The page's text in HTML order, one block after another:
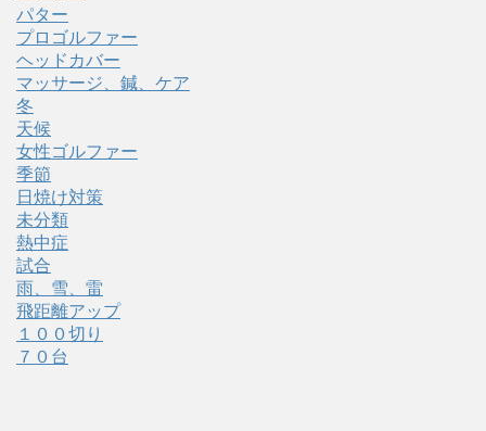
パター
プロゴルファー
ヘッドカバー
マッサージ、鍼、ケア
冬
天候
女性ゴルファー
季節
日焼け対策
未分類
熱中症
試合
雨、雪、雷
飛距離アップ
１００切り
７０台